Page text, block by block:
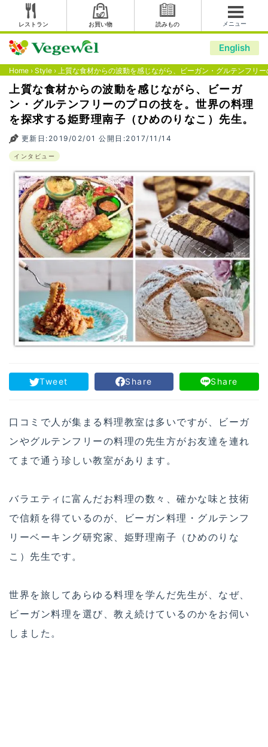
レストラン お買い物 読みもの メニュー
English
Home › Style › 上質な食材からの波動を感じながら、ビーガン・グルテンフリ
上質な食材からの波動を感じながら、ビーガ
ン・グルテンフリーのプロの技を。世界の料理
を探求する姫野理南子（ひめのりなこ）先生。
更新日:2019/02/01 公開日:2017/11/14
インタビュー
Tweet Share Share
口コミで人が集まる料理教室は多いですが、ビーガ
ンやグルテンフリーの料理の先生方がお友達を連れ
てまで通う珍しい教室があります。
バラエティに富んだお料理の数々、確かな味と技術
で信頼を得ているのが、ビーガン料理・グルテンフ
リーベーキング研究家、姫野理南子（ひめのりな
こ）先生です。
世界を旅してあらゆる料理を学んだ先生が、なぜ、
ビーガン料理を選び、教え続けているのかをお伺い
しました。